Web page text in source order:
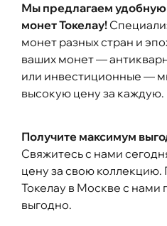
Мы предлагаем
монет Токелау!
монет разных стран и
ваших монет —
или инвестиционные —
высокую цену за каждую.
Получите максимум
Свяжитесь с нами
цену за свою
Токелау в Москве с нами
выгодно.